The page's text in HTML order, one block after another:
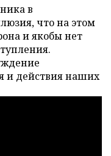
в
что на этом
и якобы нет
и действия наших